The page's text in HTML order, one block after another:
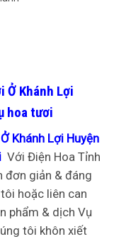
Ở Khánh Lợi
hoa tươi
Khánh Lợi Huyện
Với Điện Hoa Tỉnh
đơn giản & đáng
hoặc liên can
phẩm & dịch Vụ
tôi khôn xiết